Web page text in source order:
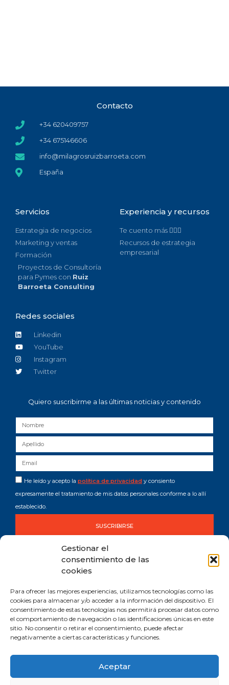
Gestionar el
consentimiento de las
cookies
Para ofrecer las mejores experiencias, utilizamos tecnologías como las
cookies para almacenar y/o acceder a la información del dispositivo. El
consentimiento de estas tecnologías nos permitirá procesar datos como
el comportamiento de navegación o las identificaciones únicas en este
sitio. No consentir o retirar el consentimiento, puede afectar
negativamente a ciertas características y funciones.
Aceptar
Contacto
+34 620409757
+34 675146606
info@milagrosruizbarroeta.com
España
Servicios
Estrategia de negocios
Marketing y ventas
Formación
Proyectos de Consultoría
para Pymes con Ruiz
Barroeta Consulting
Experiencia y recursos
Te cuento más 🙋🏻‍♀️
Recursos de estrategia
empresarial
Redes sociales
Linkedin
YouTube
Instagram
Twitter
Quiero suscribirme a las últimas noticias y contenido
He leído y acepto la política de privacidad y consiento
expresamente el tratamiento de mis datos personales conforme a lo allí
establecido.
SUSCRIBIRSE
Comprometida con los Objetivos de Desarrollo Sostenible (ODS). Reduzco la
huella de CO2 emitida por mis canales digitales.
Política de cookies